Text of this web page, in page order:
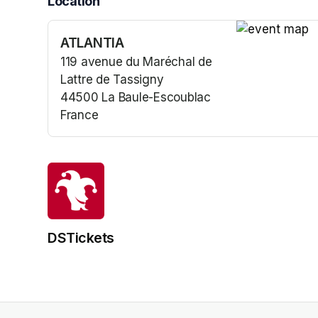
ATLANTIA
119 avenue du Maréchal de
Lattre de Tassigny
44500 La Baule-Escoublac
France
DSTickets